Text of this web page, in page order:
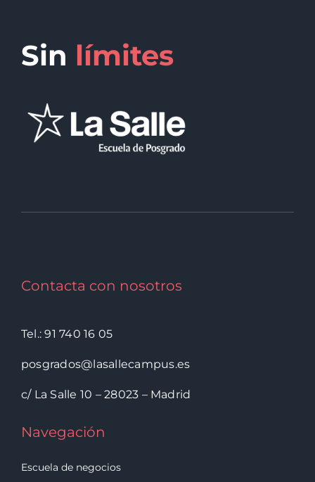
Sin límites
Contacta con nosotros
Tel.: 91 740 16 05
posgrados@lasallecampus.es
c/ La Salle 10 – 28023 – Madrid
Navegación
Escuela de negocios